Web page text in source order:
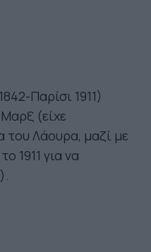
Παρίσι 1911)
(είχε
του Λάουρα, μαζί με
1911 για να